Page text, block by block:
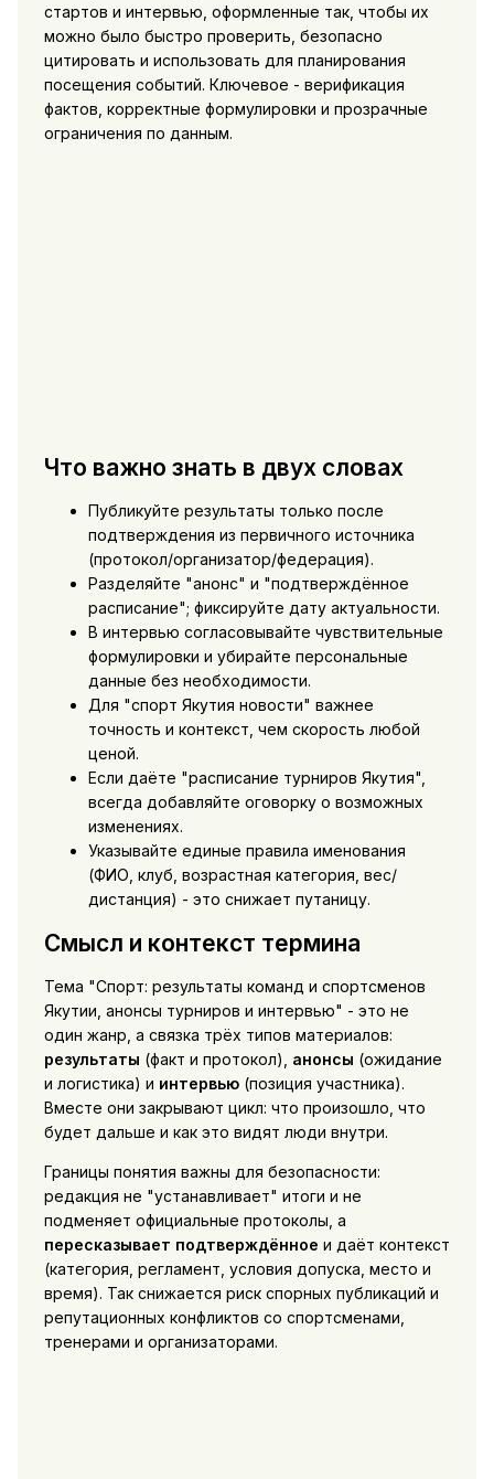
стартов и интервью, оформленные так, чтобы их
можно было быстро проверить, безопасно
цитировать и использовать для планирования
посещения событий. Ключевое - верификация
фактов, корректные формулировки и прозрачные
ограничения по данным.
Что важно знать в двух словах
Публикуйте результаты только после
подтверждения из первичного источника
(протокол/организатор/федерация).
Разделяйте "анонс" и "подтверждённое
расписание"; фиксируйте дату актуальности.
В интервью согласовывайте чувствительные
формулировки и убирайте персональные
данные без необходимости.
Для "спорт Якутия новости" важнее
точность и контекст, чем скорость любой
ценой.
Если даёте "расписание турниров Якутия",
всегда добавляйте оговорку о возможных
изменениях.
Указывайте единые правила именования
(ФИО, клуб, возрастная категория, вес/
дистанция) - это снижает путаницу.
Смысл и контекст термина
Тема "Спорт: результаты команд и спортсменов
Якутии, анонсы турниров и интервью" - это не
один жанр, а связка трёх типов материалов:
результаты (факт и протокол), анонсы (ожидание
и логистика) и интервью(позиция участника).
Вместе они закрывают цикл: что произошло, что
будет дальше и как это видят люди внутри.
Границы понятия важны для безопасности:
редакция не "устанавливает" итоги и не
подменяет официальные протоколы, а
пересказывает подтверждённое и даёт контекст
(категория, регламент, условия допуска, место и
время). Так снижается риск спорных публикаций и
репутационных конфликтов со спортсменами,
тренерами и организаторами.